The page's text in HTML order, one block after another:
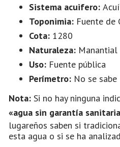
Sistema acuifero:
Toponimia: Fuente de
Cota: 1280
Naturaleza: Manantial
Uso: Fuente pública
Perímetro: No se sabe
Nota: Si no hay ninguna
«agua sin garantía
lugareños saben si
esta agua o si se ha